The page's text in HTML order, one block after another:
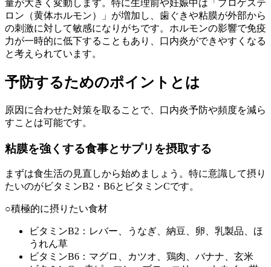
量が大きく変動します。特に生理前や妊娠中は「プロゲステ
ロン（黄体ホルモン）」が増加し、歯ぐきや粘膜が外部から
の刺激に対して敏感になりがちです。ホルモンの影響で免疫
力が一時的に低下することもあり、口内炎ができやすくなる
と考えられています。
予防するためのポイントとは
原因に合わせた対策を取ることで、口内炎予防や頻度を減ら
すことは可能です。
粘膜を強くする食事とサプリを摂取する
まずは食生活の見直しから始めましょう。特に意識して摂り
たいのがビタミンB2・B6とビタミンCです。
○積極的に摂りたい食材
ビタミンB2：レバー、うなぎ、納豆、卵、乳製品、ほ
うれん草
ビタミンB6：マグロ、カツオ、鶏肉、バナナ、玄米